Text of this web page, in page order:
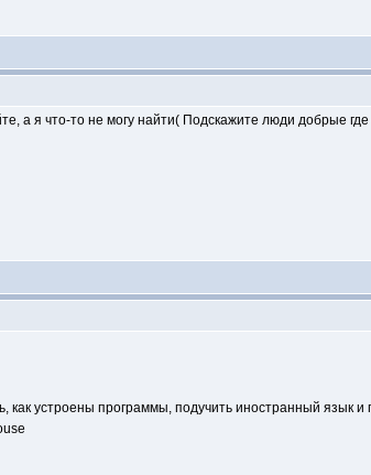
а я что-то не могу найти( Подскажите люди добрые
как устроены программы, подучить иностранный язык